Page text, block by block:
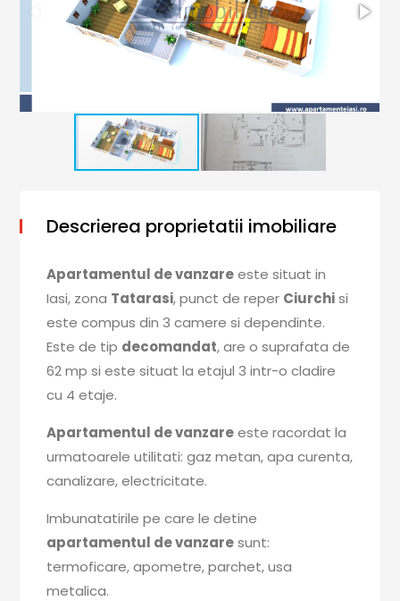
Descrierea proprietatii imobiliare
Apartamentul de vanzareeste situat in
Iasi, zona Tatarasi, punct de reper Ciurchisi
este compus din 3 camere si dependinte.
Este de tip decomandat, are o suprafata de
62 mp si este situat la etajul 3 intr-o cladire
cu 4 etaje.
Apartamentul de vanzareeste racordat la
urmatoarele utilitati: gaz metan, apa curenta,
canalizare, electricitate.
Imbunatatirile pe care le detine
apartamentul de vanzaresunt:
termoficare, apometre, parchet, usa
metalica.